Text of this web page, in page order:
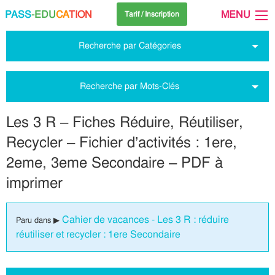
PASS-EDUCATION Tarif / Inscription MENU
Recherche par Catégories
Recherche par Mots-Clés
Les 3 R – Fiches Réduire, Réutiliser,
Recycler – Fichier d’activités : 1ere,
2eme, 3eme Secondaire – PDF à
imprimer
Paru dans ▶ Cahier de vacances - Les 3 R : réduire
réutiliser et recycler : 1ere Secondaire